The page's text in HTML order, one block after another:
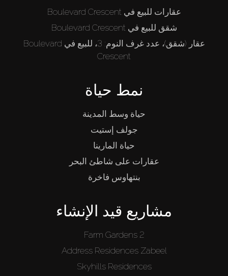
عقارات للبيع في Boulevard Crescent
شقق للبيع في Boulevard Crescent
عقار (شقق)، عدد غرف النوم: 3، للبيع في Boulevard
Crescent
نمط حياة
حياة وسط المدينة
جولف إستيت
حياة المارينا
عقارات على شاطئ البحر
بنتهاوس فاخرة
مشاريع قيد الإنشاء
Farm Gardens 2
Address Residences Zabeel
Skyhills Residences